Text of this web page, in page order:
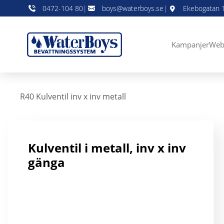
0472-104 80| boys@waterboys.se | Ekebogatan
Kampanjer
R40 Kulventil inv x inv metall
Kulventil i metall, inv x inv
gänga